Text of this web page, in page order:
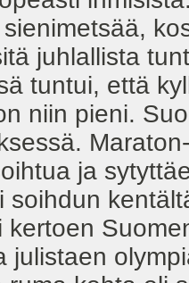
juhlallista
tuntui, että
niin pieni.
ja
soihdun
kertoen
julistaen